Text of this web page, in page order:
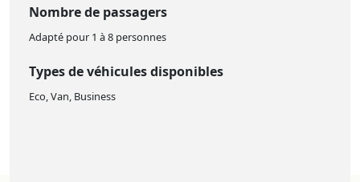
Nombre de passagers
Adapté pour 1 à 8 personnes
Types de véhicules disponibles
Eco, Van, Business